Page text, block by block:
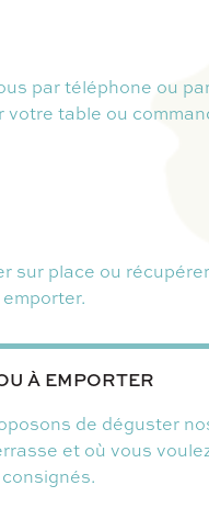
par téléphone ou
votre table ou
sur place ou
À EMPORTER
de déguster
et où vous